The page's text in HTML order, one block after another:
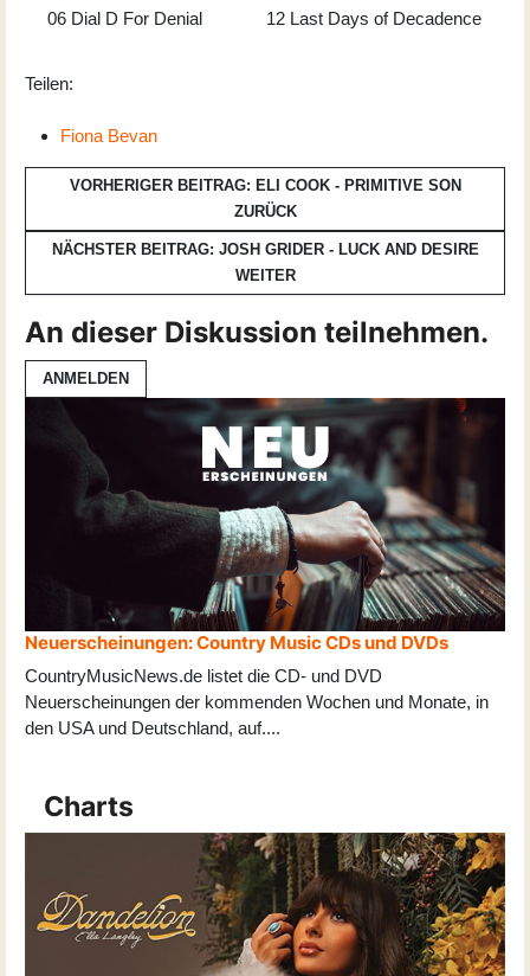
06 Dial D For Denial 12 Last Days of Decadence
Teilen:
Fiona Bevan
VORHERIGER BEITRAG: ELI COOK - PRIMITIVE SON
ZURÜCK
NÄCHSTER BEITRAG: JOSH GRIDER - LUCK AND DESIRE
WEITER
An dieser Diskussion teilnehmen.
ANMELDEN
Neuerscheinungen: Country Music CDs und DVDs
CountryMusicNews.de listet die CD- und DVD
Neuerscheinungen der kommenden Wochen und Monate, in
den USA und Deutschland, auf....
Charts